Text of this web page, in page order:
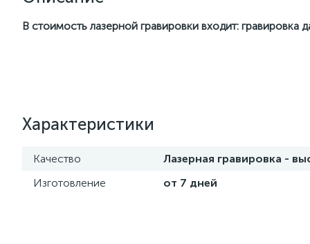
В стоимость лазерной гравировки входит: гравировка
Характеристики
Качество
Лазерная гравировка -
Изготовление
от 7 дней